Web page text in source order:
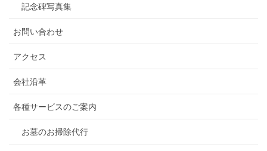
記念碑写真集
お問い合わせ
アクセス
会社沿革
各種サービスのご案内
お墓のお掃除代行